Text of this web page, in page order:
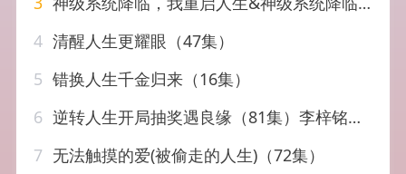
4 清醒人生更耀眼（47集）
5 错换人生千金归来（16集）
6 逆转人生开局抽奖遇良缘（81集）李梓铭&冯青青
7 无法触摸的爱(被偷走的人生)（72集）